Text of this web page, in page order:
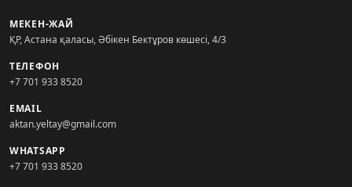
МЕКЕН-ЖАЙ
ҚР, Астана қаласы, Әбікен Бектұров көшесі, 4/3
ТЕЛЕФОН
+7 701 933 8520
EMAIL
aktan.yeltay@gmail.com
WHATSAPP
+7 701 933 8520